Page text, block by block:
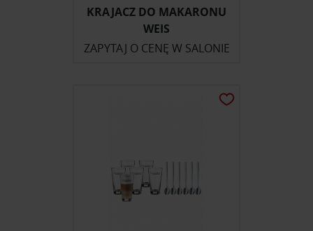
KRAJACZ DO MAKARONU
WEIS
ZAPYTAJ O CENĘ W SALONIE